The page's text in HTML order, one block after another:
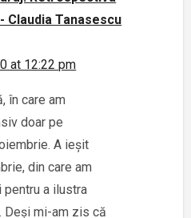
Claudia Tanasescu
at 12:22 pm
în care am
doar pe
A ieșit
din care am
a ilustra
Deși mi-am zis că